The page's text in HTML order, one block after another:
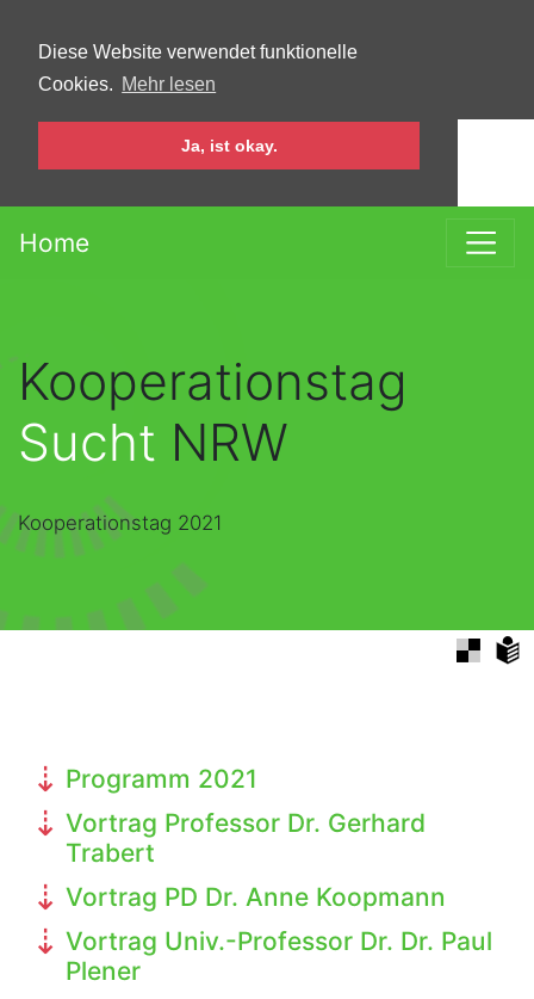
Diese Website verwendet funktionelle
Cookies. Mehr lesen
Ja, ist okay.
Home
Kooperationstag
Sucht NRW
Kooperationstag 2021
Programm 2021
Vortrag Professor Dr. Gerhard
Trabert
Vortrag PD Dr. Anne Koopmann
Vortrag Univ.-Professor Dr. Dr. Paul
Plener